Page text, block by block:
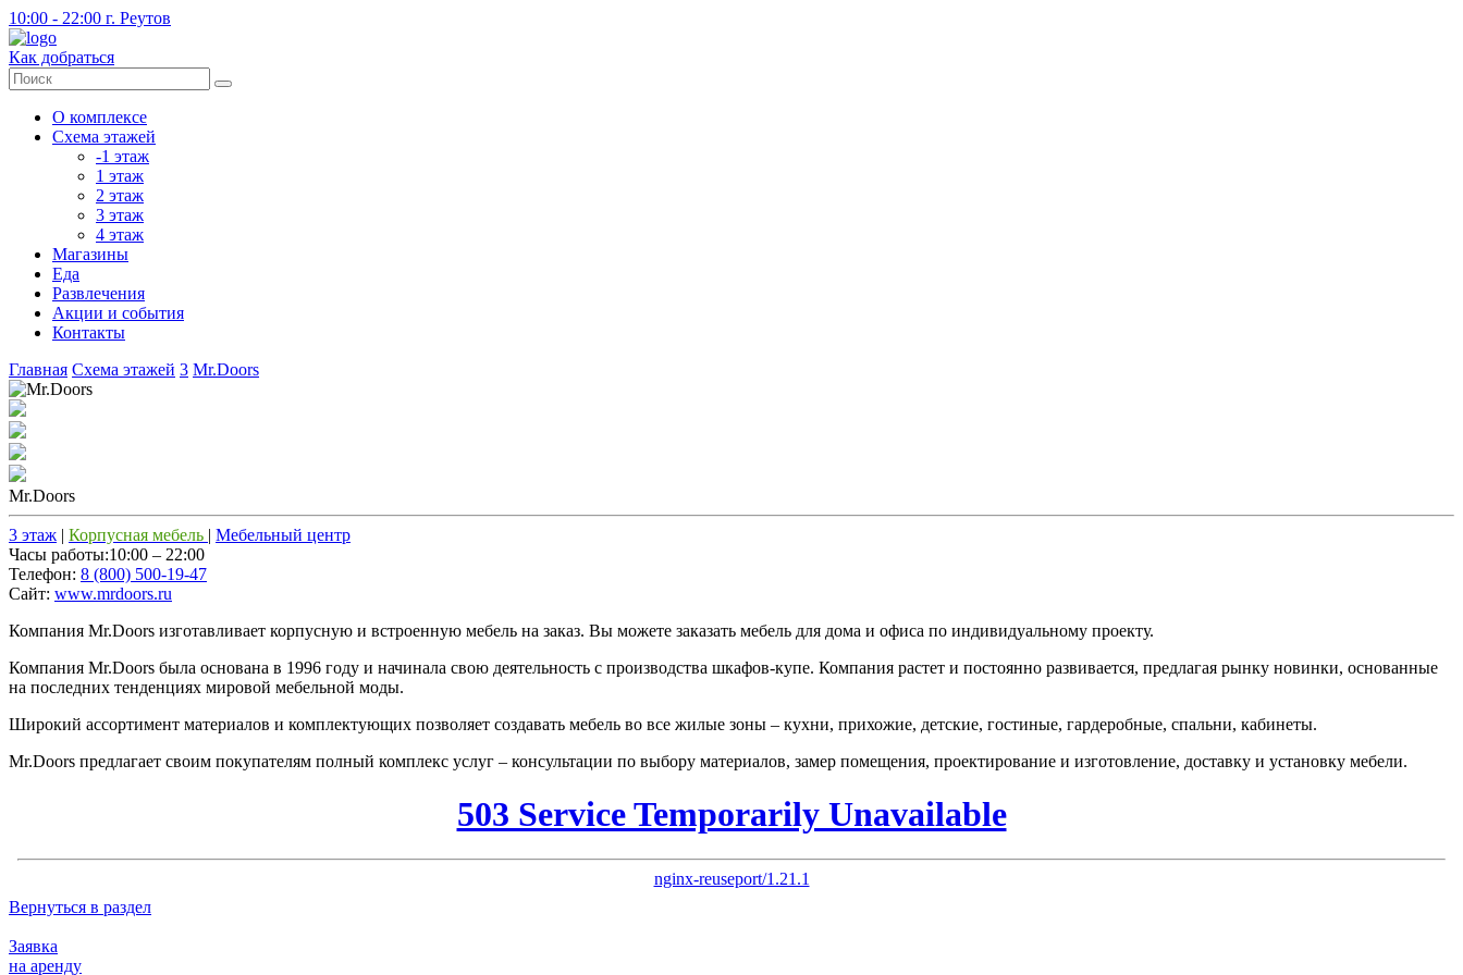
10:00 - 22:00 г. Реутов
Как добраться
О комплексе
Схема этажей
-1 этаж
1 этаж
2 этаж
3 этаж
4 этаж
Магазины
Еда
Развлечения
Акции и события
Контакты
Главная Схема этажей 3 Mr.Doors
Mr.Doors
3 этаж | Корпусная мебель | Мебельный центр
Часы работы:10:00 – 22:00
Телефон: 8 (800) 500-19-47
Сайт: www.mrdoors.ru
Компания Mr.Doors изготавливает корпусную и встроенную мебель на заказ. Вы можете заказать мебель для дома и офиса по индивидуальному проекту.
Компания Mr.Doors была основана в 1996 году и начинала свою деятельность с производства шкафов-купе. Компания растет и постоянно развивается, предлагая рынку новинки, основанные
на последних тенденциях мировой мебельной моды.
Широкий ассортимент материалов и комплектующих позволяет создавать мебель во все жилые зоны – кухни, прихожие, детские, гостиные, гардеробные, спальни, кабинеты.
Mr.Doors предлагает своим покупателям полный комплекс услуг – консультации по выбору материалов, замер помещения, проектирование и изготовление, доставку и установку мебели.
503 Service Temporarily Unavailable
nginx-reuseport/1.21.1
Вернуться в раздел
Заявка
на аренду